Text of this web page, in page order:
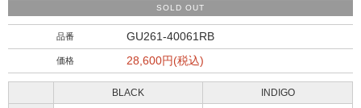
SOLD OUT
品番 GU261-40061RB
価格 28,600円(税込)
BLACK
INDIGO